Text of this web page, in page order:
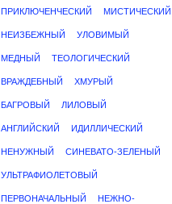
ПРИКЛЮЧЕНЧЕСКИЙ МИСТИЧЕСКИЙ
НЕИЗБЕЖНЫЙ УЛОВИМЫЙ
МЕДНЫЙ ТЕОЛОГИЧЕСКИЙ
ВРАЖДЕБНЫЙ ХМУРЫЙ
БАГРОВЫЙ ЛИЛОВЫЙ
АНГЛИЙСКИЙ ИДИЛЛИЧЕСКИЙ
НЕНУЖНЫЙ СИНЕВАТО-ЗЕЛЕНЫЙ
УЛЬТРАФИОЛЕТОВЫЙ
ПЕРВОНАЧАЛЬНЫЙ НЕЖНО-